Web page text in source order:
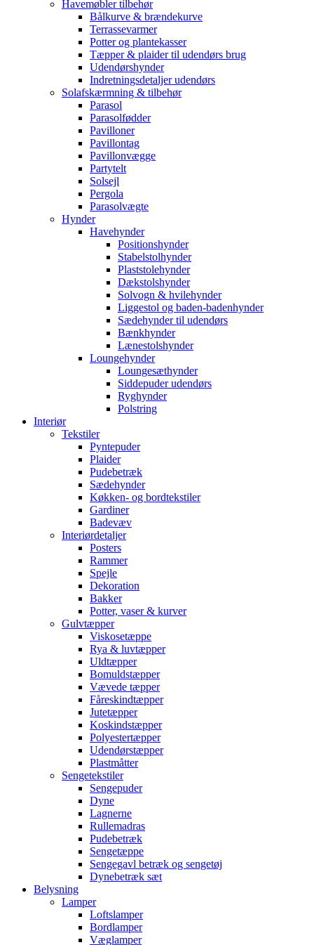
Havemøbler tilbehør
Bålkurve & brændekurve
Terrassevarmer
Potter og plantekasser
Tæpper & plaider til udendørs brug
Udendørshynder
Indretningsdetaljer udendørs
Solafskærmning & tilbehør
Parasol
Parasolfødder
Pavilloner
Pavillontag
Pavillonvægge
Partytelt
Solsejl
Pergola
Parasolvægte
Hynder
Havehynder
Positionshynder
Stabelstolhynder
Plaststolehynder
Dækstolshynder
Solvogn & hvilehynder
Liggestol og baden-badenhynder
Sædehynder til udendørs
Bænkhynder
Lænestolshynder
Loungehynder
Loungesæthynder
Siddepuder udendørs
Ryghynder
Polstring
Interiør
Tekstiler
Pyntepuder
Plaider
Pudebetræk
Sædehynder
Køkken- og bordtekstiler
Gardiner
Badevæv
Interiørdetaljer
Posters
Rammer
Spejle
Dekoration
Bakker
Potter, vaser & kurver
Gulvtæpper
Viskosetæppe
Rya & luvtæpper
Uldtæpper
Bomuldstæpper
Vævede tæpper
Fåreskindtæpper
Jutetæpper
Koskindstæpper
Polyestertæpper
Udendørstæpper
Plastmåtter
Sengetekstiler
Sengepuder
Dyne
Lagnerne
Rullemadras
Pudebetræk
Sengetæppe
Sengegavl betræk og sengetøj
Dynebetræk sæt
Belysning
Lamper
Loftslamper
Bordlamper
Væglamper